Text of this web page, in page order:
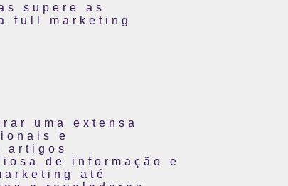
supere as
full marketing
uma extensa
e
artigos
de informação e
até